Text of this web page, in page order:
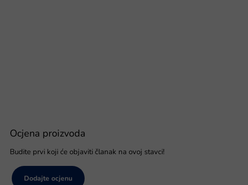
Ocjena proizvoda
Budite prvi koji će objaviti članak na ovoj stavci!
Dodajte ocjenu